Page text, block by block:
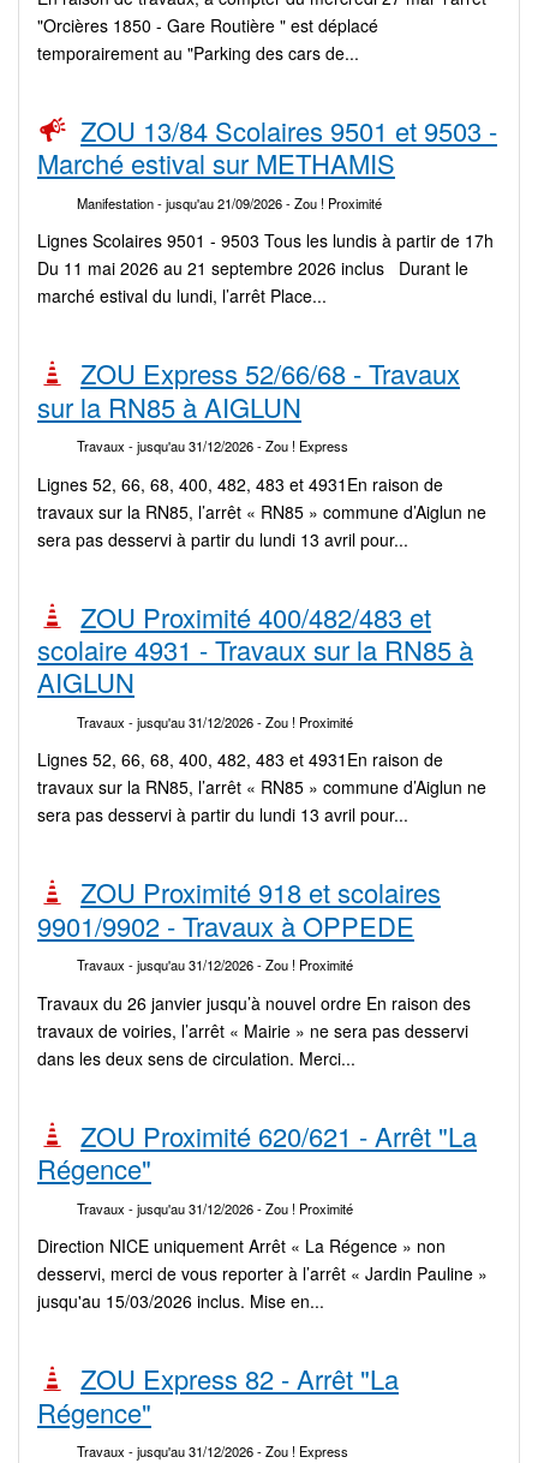
"Orcières 1850 - Gare Routière " est déplacé
temporairement au "Parking des cars de...
ZOU 13/84 Scolaires 9501 et 9503 -
Marché estival sur METHAMIS
Manifestation- jusqu'au 21/09/2026- Zou ! Proximité
Lignes Scolaires 9501 - 9503 Tous les lundis à partir de 17h
Du 11 mai 2026 au 21 septembre 2026 inclus Durant le
marché estival du lundi, l’arrêt Place...
ZOU Express 52/66/68 - Travaux
sur la RN85 à AIGLUN
Travaux - jusqu'au 31/12/2026- Zou ! Express
Lignes 52, 66, 68, 400, 482, 483 et 4931En raison de
travaux sur la RN85, l’arrêt « RN85 » commune d’Aiglun ne
sera pas desservi à partir du lundi 13 avril pour...
ZOU Proximité 400/482/483 et
scolaire 4931 - Travaux sur la RN85 à
AIGLUN
Travaux - jusqu'au 31/12/2026- Zou ! Proximité
Lignes 52, 66, 68, 400, 482, 483 et 4931En raison de
travaux sur la RN85, l’arrêt « RN85 » commune d’Aiglun ne
sera pas desservi à partir du lundi 13 avril pour...
ZOU Proximité 918 et scolaires
9901/9902 - Travaux à OPPEDE
Travaux - jusqu'au 31/12/2026- Zou ! Proximité
Travaux du 26 janvier jusqu’à nouvel ordre En raison des
travaux de voiries, l’arrêt « Mairie » ne sera pas desservi
dans les deux sens de circulation. Merci...
ZOU Proximité 620/621 - Arrêt "La
Régence"
Travaux - jusqu'au 31/12/2026- Zou ! Proximité
Direction NICE uniquement Arrêt « La Régence » non
desservi, merci de vous reporter à l’arrêt « Jardin Pauline »
jusqu'au 15/03/2026 inclus. Mise en...
ZOU Express 82 - Arrêt "La
Régence"
Travaux - jusqu'au 31/12/2026- Zou ! Express